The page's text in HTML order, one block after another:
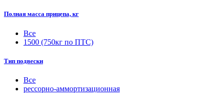
Полная масса прицепа, кг
Все
1500 (750кг по ПТС)
Тип подвески
Все
рессорно-аммортизационная